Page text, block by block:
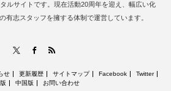
ルサイトです。現在活動20周年を迎え、幅広い化
有志スタッフを擁する体制で運営しています。
Facebook
せ 更新履歴 サイトマップ Facebook
Twitter
中国版 お問い合わせ